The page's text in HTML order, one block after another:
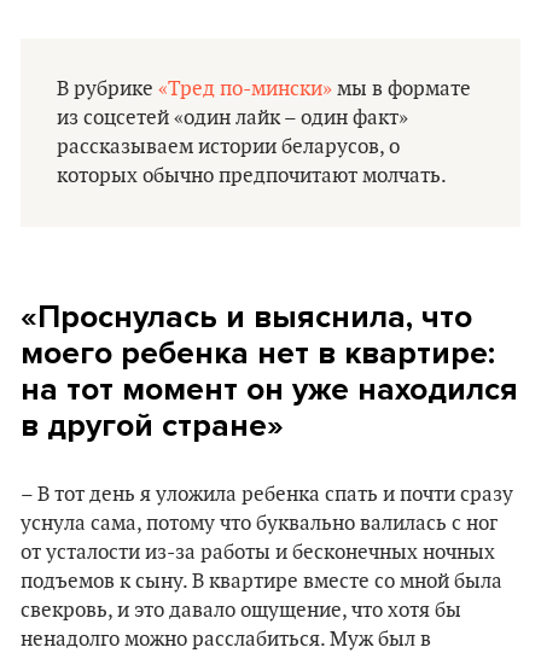
В рубрике «Тред по-мински» мы в формате
из соцсетей «один лайк – один факт»
рассказываем истории беларусов, о
которых обычно предпочитают молчать.
«Проснулась и выяснила, что
моего ребенка нет в квартире:
на тот момент он уже находился
в другой стране»
– В тот день я уложила ребенка спать и почти сразу
уснула сама, потому что буквально валилась с ног
от усталости из-за работы и бесконечных ночных
подъемов к сыну. В квартире вместе со мной была
свекровь, и это давало ощущение, что хотя бы
ненадолго можно расслабиться. Муж был в